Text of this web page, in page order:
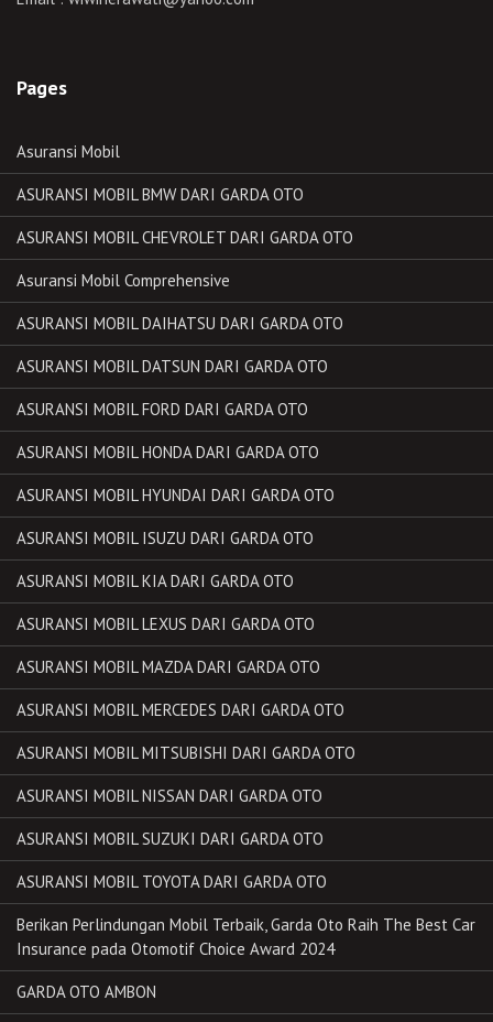
Pages
Asuransi Mobil
ASURANSI MOBIL BMW DARI GARDA OTO
ASURANSI MOBIL CHEVROLET DARI GARDA OTO
Asuransi Mobil Comprehensive
ASURANSI MOBIL DAIHATSU DARI GARDA OTO
ASURANSI MOBIL DATSUN DARI GARDA OTO
ASURANSI MOBIL FORD DARI GARDA OTO
ASURANSI MOBIL HONDA DARI GARDA OTO
ASURANSI MOBIL HYUNDAI DARI GARDA OTO
ASURANSI MOBIL ISUZU DARI GARDA OTO
ASURANSI MOBIL KIA DARI GARDA OTO
ASURANSI MOBIL LEXUS DARI GARDA OTO
ASURANSI MOBIL MAZDA DARI GARDA OTO
ASURANSI MOBIL MERCEDES DARI GARDA OTO
ASURANSI MOBIL MITSUBISHI DARI GARDA OTO
ASURANSI MOBIL NISSAN DARI GARDA OTO
ASURANSI MOBIL SUZUKI DARI GARDA OTO
ASURANSI MOBIL TOYOTA DARI GARDA OTO
Berikan Perlindungan Mobil Terbaik, Garda Oto Raih The Best Car
Insurance pada Otomotif Choice Award 2024
GARDA OTO AMBON